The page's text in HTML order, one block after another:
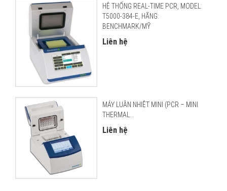
HỆ THỐNG REAL-TIME PCR, MODEL:
T5000-384-E, HÃNG:
BENCHMARK/MỸ
Liên hệ
MÁY LUÂN NHIỆT MINI (PCR – MINI
THERMAL...
Liên hệ